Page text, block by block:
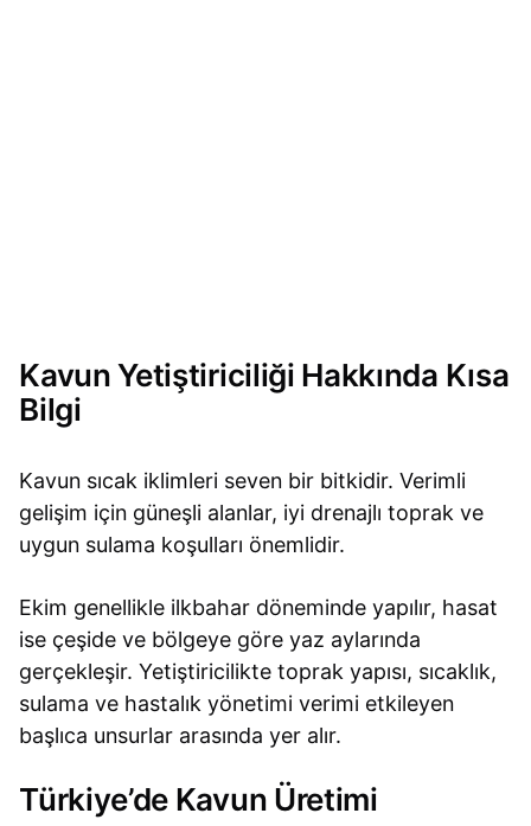
Kavun Yetiştiriciliği Hakkında Kısa
Bilgi
Kavun sıcak iklimleri seven bir bitkidir. Verimli
gelişim için güneşli alanlar, iyi drenajlı toprak ve
uygun sulama koşulları önemlidir.
Ekim genellikle ilkbahar döneminde yapılır, hasat
ise çeşide ve bölgeye göre yaz aylarında
gerçekleşir. Yetiştiricilikte toprak yapısı, sıcaklık,
sulama ve hastalık yönetimi verimi etkileyen
başlıca unsurlar arasında yer alır.
Türkiye’de Kavun Üretimi